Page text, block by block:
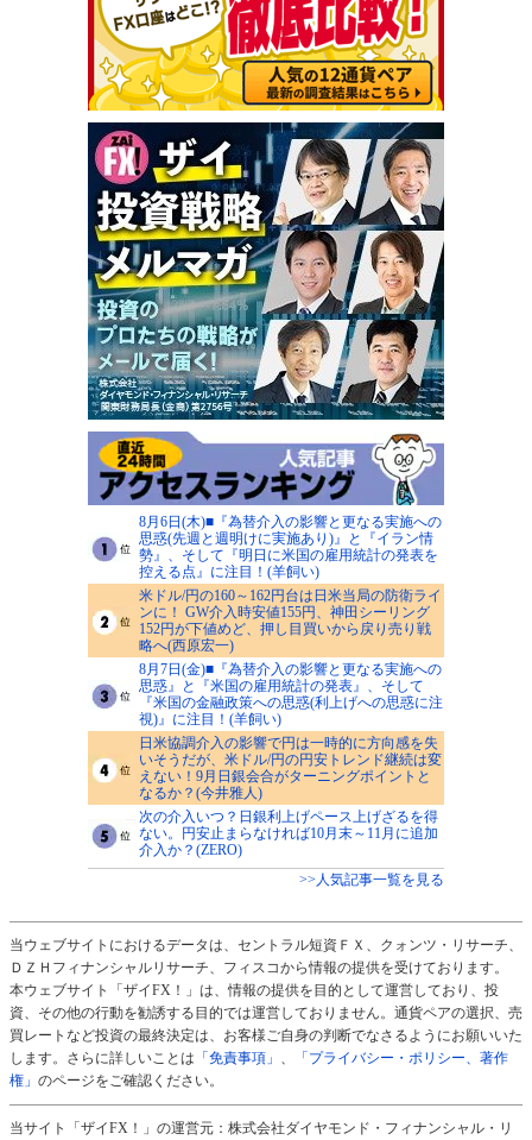
8月6日(木)■『為替介入の影響と更なる実施への
思惑(先週と週明けに実施あり)』と『イラン情
勢』、そして『明日に米国の雇用統計の発表を
控える点』に注目！(羊飼い)
米ドル/円の160～162円台は日米当局の防衛ライ
ンに！ GW介入時安値155円、神田シーリング
152円が下値めど、押し目買いから戻り売り戦
略へ(西原宏一)
8月7日(金)■『為替介入の影響と更なる実施への
思惑』と『米国の雇用統計の発表』、そして
『米国の金融政策への思惑(利上げへの思惑に注
視)』に注目！(羊飼い)
日米協調介入の影響で円は一時的に方向感を失
いそうだが、米ドル/円の円安トレンド継続は変
えない！9月日銀会合がターニングポイントと
なるか？(今井雅人)
次の介入いつ？日銀利上げペース上げざるを得
ない。円安止まらなければ10月末～11月に追加
介入か？(ZERO)
>>人気記事一覧を見る
当ウェブサイトにおけるデータは、セントラル短資ＦＸ、クォンツ・リサーチ、
ＤＺＨフィナンシャルリサーチ、フィスコから情報の提供を受けております。
本ウェブサイト「ザイFX！」は、情報の提供を目的として運営しており、投
資、その他の行動を勧誘する目的では運営しておりません。通貨ペアの選択、売
買レートなど投資の最終決定は、お客様ご自身の判断でなさるようにお願いいた
します。さらに詳しいことは 「免責事項」
「プライバシー・ポリシー、著作
権」 のページをご確認ください。
当サイト「ザイFX！」の運営元：株式会社ダイヤモンド・フィナンシャル・リ